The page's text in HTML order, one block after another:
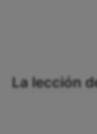
La lección